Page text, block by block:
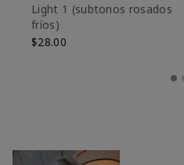
Light 1​ (subtonos rosados
fríos)
$28.00